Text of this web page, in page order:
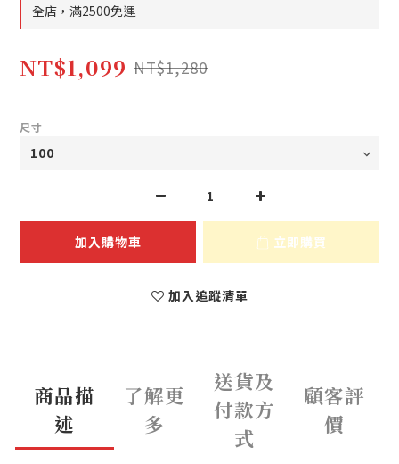
全店，滿2500免運
NT$1,099 NT$1,280
尺寸
加入購物車 立即購買
加入追蹤清單
商品描
述
了解更
多
送貨及
付款方
式
顧客評
價